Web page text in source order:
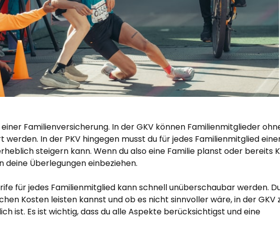
Familienversicherung. In der GKV können Familienmitglieder
In der PKV hingegen musst du für jedes Familienmitglied
steigern kann. Wenn du also eine Familie planst oder bereits
deine Überlegungen einbeziehen.
für jedes Familienmitglied kann schnell unüberschaubar werden.
Kosten leisten kannst und ob es nicht sinnvoller wäre, in der GKV
ist. Es ist wichtig, dass du alle Aspekte berücksichtigst und eine